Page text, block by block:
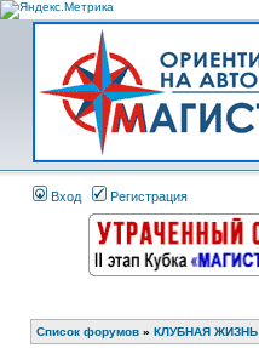
Вход Регистрация
Список форумов » КЛУБНАЯ ЖИЗНЬ